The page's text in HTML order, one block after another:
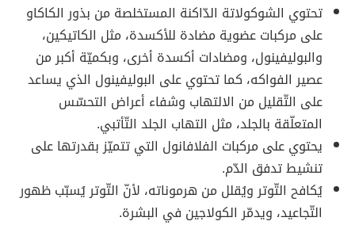
تحتوي الشوكولاتة الدّاكنة المستخلصة من بذور الكاكاو
على مركبات عضوية مضادة للأكسدة، مثل الكاتيكين،
والبوليفينول، ومضادات أكسدة أخرى، وبكميّة أكبر من
عصير الفواكه، كما تحتوي على البوليفينول الذي يساعد
على التّقليل من الالتهاب وشفاء أعراض التحسّس
المتعلّقة بالجلد، مثل التهاب الجلد التّأتبي.
يحتوي على مركبات الفلافانول التي تتميّز بقدرتها على
تنشيط تدفق الدّم.
يُكافح التّوتر ويُقلل من هرموناته، لأنّ التّوتر يُسبّب ظهور
التّجاعيد، ويدمّر الكولاجين في البشرة.